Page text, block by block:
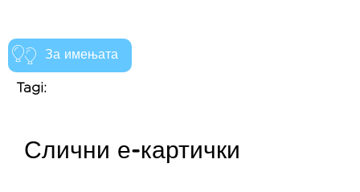
За имењата
Tagi:
Слични е-картички